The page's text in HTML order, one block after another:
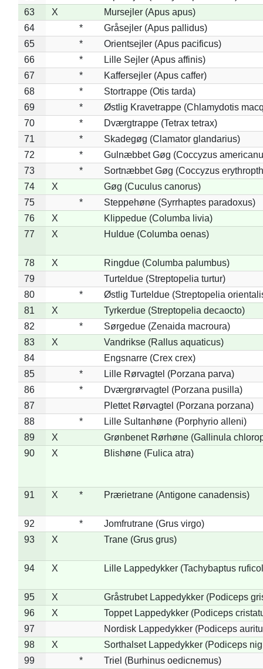
63
X
Mursejler (Apus apus)
64
*
Gråsejler (Apus pallidus)
65
*
Orientsejler (Apus pacificus)
66
*
Lille Sejler (Apus affinis)
67
*
Kaffersejler (Apus caffer)
68
*
Stortrappe (Otis tarda)
69
*
Østlig Kravetrappe (Chlamydotis
70
*
Dværgtrappe (Tetrax tetrax)
71
*
Skadegøg (Clamator glandarius)
72
*
Gulnæbbet Gøg (Coccyzus
73
*
Sortnæbbet Gøg (Coccyzus
74
X
Gøg (Cuculus canorus)
75
*
Steppehøne (Syrrhaptes paradoxus)
76
X
Klippedue (Columba livia)
77
X Huldue (Columba oenas)
78 X
Ringdue (Columba palumbus)
79
Turteldue (Streptopelia turtur)
80
*
Østlig Turteldue (Streptopelia
81
X
Tyrkerdue (Streptopelia decaocto)
82
*
Sørgedue (Zenaida macroura)
83
X
Vandrikse (Rallus aquaticus)
84
Engsnarre (Crex crex)
85
*
Lille Rørvagtel (Porzana parva)
86
*
Dværgrørvagtel (Porzana pusilla)
87
Plettet Rørvagtel (Porzana porzana)
88
*
Lille Sultanhøne (Porphyrio alleni)
89
X
Grønbenet Rørhøne (Gallinula
90
X Blishøne (Fulica atra)
91 X * Prærietrane (Antigone canadensis)
92 *
Jomfrutrane (Grus virgo)
93
X Trane (Grus grus)
94 X Lille Lappedykker (Tachybaptus
95 X
Gråstrubet Lappedykker (Podiceps
96
X
Toppet Lappedykker (Podiceps
97
Nordisk Lappedykker (Podiceps
98
X
Sorthalset Lappedykker (Podiceps
99
* Triel (Burhinus oedicnemus)